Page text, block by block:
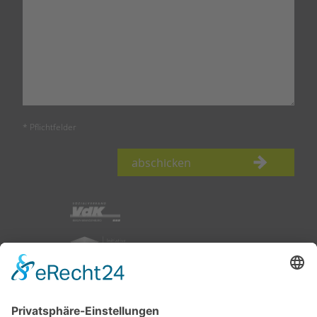
* Pflichtfelder
abschicken